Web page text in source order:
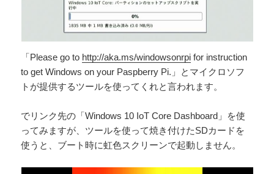
「Please go to http://aka.ms/windowsonrpi for instruction
to get Windows on your Paspberry Pi.」とマイクロソフ
トが提供するツールを使ってくれと言われます。
でリンク先の「Windows 10 IoT Core Dashboard」を使
ってみますが、ツールを使って焼き付けたSDカードを
使うと、ブート時に虹色スクリーンで起動しません。